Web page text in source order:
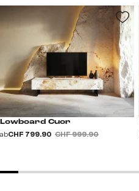
Lowboard Cuor
abCHF 799.90 CHF 999.90